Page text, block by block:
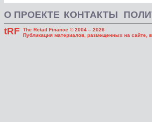
О ПРОЕКТЕ КОНТАКТЫ
The Retail Finance © 2004 – 2026
Публикация материалов, размещенных на сайте,
tRF